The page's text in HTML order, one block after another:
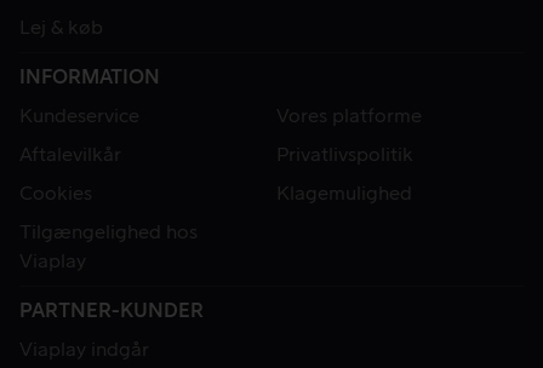
Lej & køb
INFORMATION
Kundeservice
Vores platforme
Aftalevilkår
Privatlivspolitik
Cookies
Klagemulighed
Tilgængelighed hos
Viaplay
PARTNER-KUNDER
Viaplay indgår